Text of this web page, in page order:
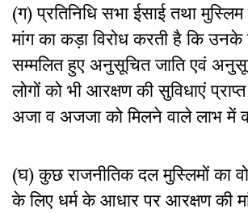
(ग) प्रतिनिधि सभा ईसाई तथा मुस्लिम
मांग का कड़ा विरोध करती है कि
सम्मलित हुए अनुसूचित जाति एवं
लोगों को भी आरक्षण की सुविधाएं
अजा व अजजा को मिलने वाले लाभ में
(घ) कुछ राजनीतिक दल मुस्लिमों का
के लिए धर्म के आधार पर आरक्षण की